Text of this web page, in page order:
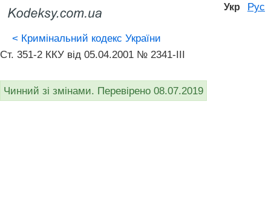
Укр Рус
< Кримінальний кодекс України
Ст. 351-2 ККУ від 05.04.2001 № 2341-III
Чинний зі змінами. Перевірено 08.07.2019